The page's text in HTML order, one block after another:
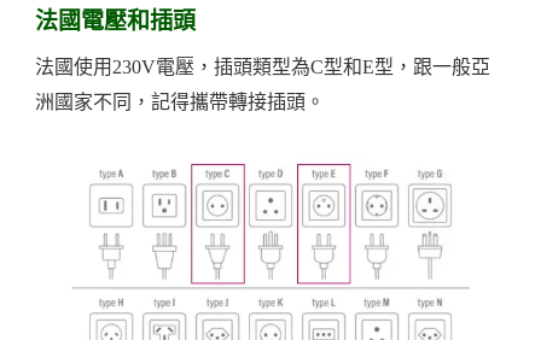
法國電壓和插頭
法國使用230V電壓，插頭類型為C型和E型，跟一般亞
洲國家不同，記得攜帶轉接插頭。